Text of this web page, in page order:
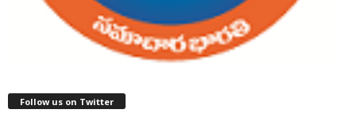
Follow us on Twitter